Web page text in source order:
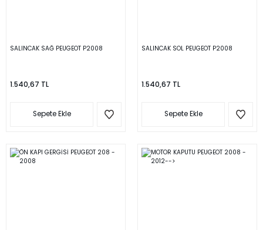
SALINCAK SAĞ PEUGEOT P2008
1.540,67 TL
Sepete Ekle
SALINCAK SOL PEUGEOT P2008
1.540,67 TL
Sepete Ekle